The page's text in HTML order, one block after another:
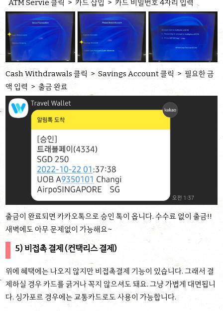
ATM Servie 클릭 > 카드 삽입 > 카드 비밀번호 4자리 입력
Cash Withdrawals 클릭 > Savings Account 클릭 > 필요한 금
액 입력 > 출금 완료
출금이 완료되면 카카오톡으로 승인 톡이 옵니다. 수수료 없이 출금!!
새벽에도 아무 문제없이 가능해요~
5) 비접촉 결제 (컨택리스 결제)
위에 혜택에는 나오지 않지만 비접촉결제 기능이 있습니다. 그래서 결
제하실 경우 카드를 긁거나 꼭지 않으셔도 돼요. 그냥 가볍게 대면됩니
다. 싱가포르 경우에는 교통카드로도 사용이 가능합니다.